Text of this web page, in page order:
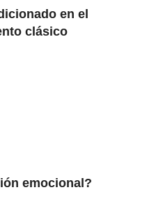
en el
clásico
emocional?